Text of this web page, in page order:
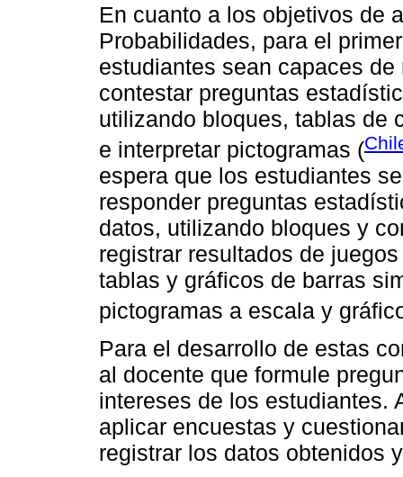
En cuanto a los objetivos de
Probabilidades, para el
estudiantes sean capaces
contestar preguntas
utilizando bloques, tablas de
e interpretar pictogramas (
espera que los estudiantes
responder preguntas
datos, utilizando bloques y
registrar resultados de
tablas y gráficos de barras
pictogramas a escala y
Para el desarrollo de estas
al docente que formule
intereses de los estudiantes.
aplicar encuestas y
registrar los datos obtenidos